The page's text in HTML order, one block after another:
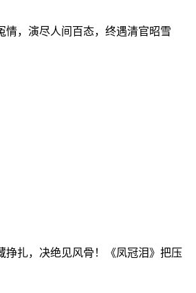
情，演尽人间百态，终遇清官昭雪
挣扎，决绝见风骨！《凤冠泪》把压